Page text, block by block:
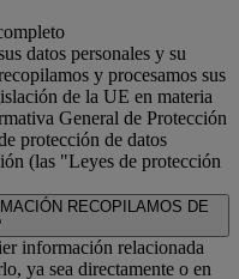
datos personales y su
y procesamos sus
de la UE en materia
General de Protección
protección de datos
(las "Leyes de protección
RECOPILAMOS DE
información relacionada
ya sea directamente o en